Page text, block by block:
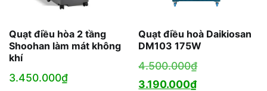
Quạt điều hòa 2 tầng
Shoohan làm mát không
khí
3.450.000₫
Quạt điều hoà Daikiosan
DM103 175W
4.500.000₫Giá
gốc
3.190.000₫Giá